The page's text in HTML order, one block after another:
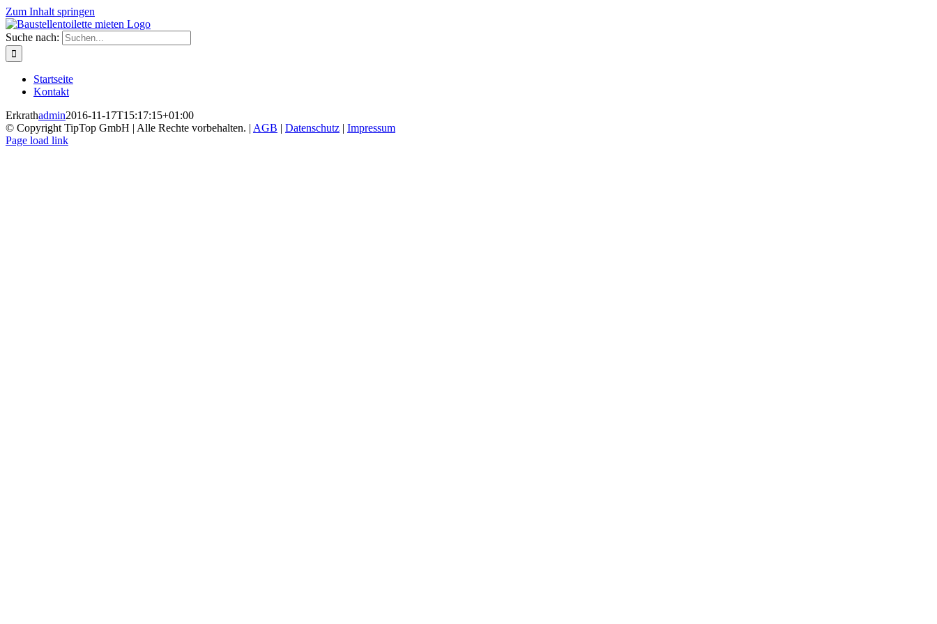
Zum Inhalt springen
Suche nach:
Startseite
Kontakt
Erkrathadmin2016-11-17T15:17:15+01:00
© Copyright TipTop GmbH | Alle Rechte vorbehalten. | AGB | Datenschutz | Impressum
Page load link